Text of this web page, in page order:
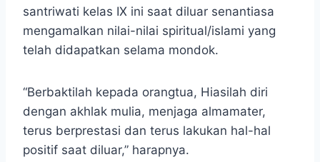
santriwati kelas IX ini saat diluar senantiasa
mengamalkan nilai-nilai spiritual/islami yang
telah didapatkan selama mondok.
“Berbaktilah kepada orangtua, Hiasilah diri
dengan akhlak mulia, menjaga almamater,
terus berprestasi dan terus lakukan hal-hal
positif saat diluar,” harapnya.